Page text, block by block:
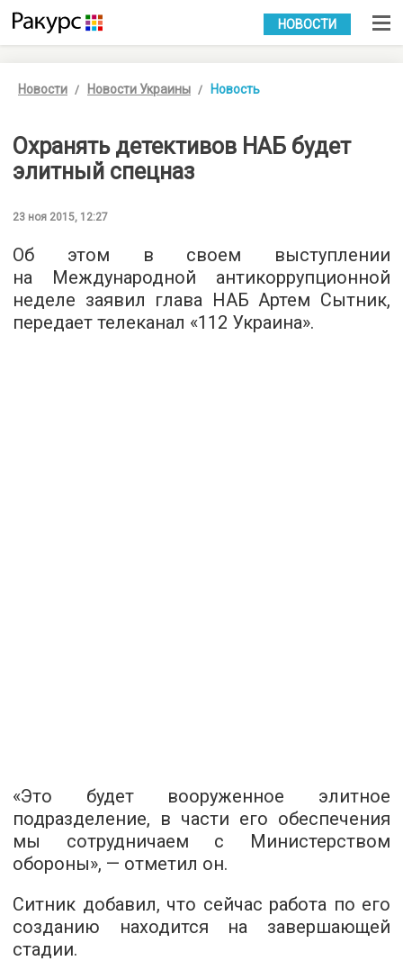
УКР РУС
НОВОСТИ
Новости Новости Украины Новость
Охранять детективов НАБ будет
элитный спецназ
23 ноя 2015, 12:27
Об этом в своем выступлении
на Международной антикоррупционной
неделе заявил глава НАБ Артем Сытник,
передает телеканал «112 Украина».
«Это будет вооруженное элитное
подразделение, в части его обеспечения
мы сотрудничаем с Министерством
обороны», — отметил он.
Ситник добавил, что сейчас работа по его
созданию находится на завершающей
стадии.